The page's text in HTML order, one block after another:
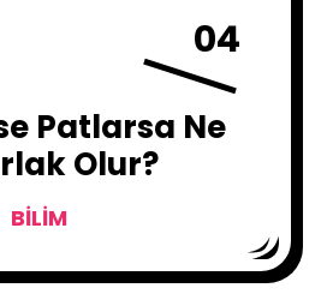
04
Patlarsa Ne
Olur?
BILIM